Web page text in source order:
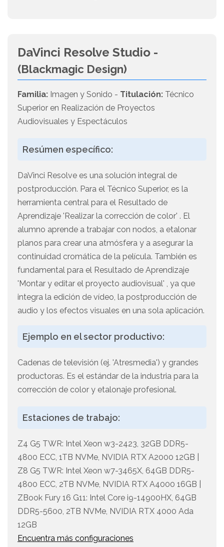
DaVinci Resolve Studio -
(Blackmagic Design)
Familia: Imagen y Sonido - Titulación: Técnico
Superior en Realización de Proyectos
Audiovisuales y Espectáculos
Resúmen específico:
DaVinci Resolve es una solución integral de
postproducción. Para el Técnico Superior, es la
herramienta central para el Resultado de
Aprendizaje 'Realizar la corrección de color' . El
alumno aprende a trabajar con nodos, a etalonar
planos para crear una atmósfera y a asegurar la
continuidad cromática de la película. También es
fundamental para el Resultado de Aprendizaje
'Montar y editar el proyecto audiovisual' , ya que
integra la edición de vídeo, la postproducción de
audio y los efectos visuales en una sola aplicación.
Ejemplo en el sector productivo:
Cadenas de televisión (ej. 'Atresmedia') y grandes
productoras. Es el estándar de la industria para la
corrección de color y etalonaje profesional.
Estaciones de trabajo:
Z4 G5 TWR: Intel Xeon w3-2423, 32GB DDR5-
4800 ECC, 1TB NVMe, NVIDIA RTX A2000 12GB |
Z8 G5 TWR: Intel Xeon w7-3465X, 64GB DDR5-
4800 ECC, 2TB NVMe, NVIDIA RTX A4000 16GB |
ZBook Fury 16 G11: Intel Core i9-14900HX, 64GB
DDR5-5600, 2TB NVMe, NVIDIA RTX 4000 Ada
12GB
Encuentra más configuraciones